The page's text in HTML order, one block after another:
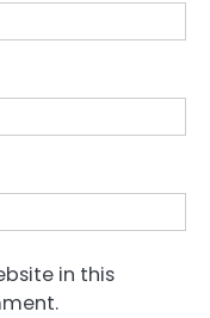
in this